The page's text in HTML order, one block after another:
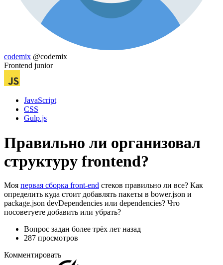
codemix @codemix
Frontend junior
JavaScript
CSS
Gulp.js
Правильно ли организовал
структуру frontend?
Моя первая сборка front-end стеков правильно ли все? Как
определить куда стоит добавлять пакеты в bower.json и
package.json devDependencies или dependencies? Что
посоветуете добавить или убрать?
Вопрос задан более трёх лет назад
287 просмотров
Комментировать